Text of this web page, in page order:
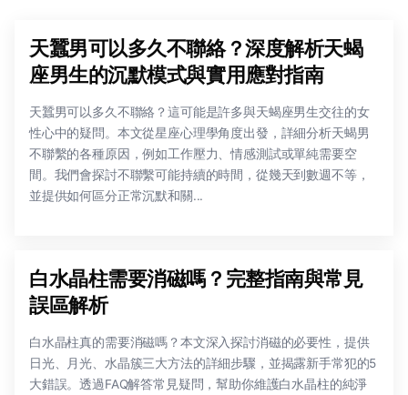
天蠶男可以多久不聯絡？深度解析天蝎
座男生的沉默模式與實用應對指南
天蠶男可以多久不聯絡？這可能是許多與天蝎座男生交往的女
性心中的疑問。本文從星座心理學角度出發，詳細分析天蝎男
不聯繫的各種原因，例如工作壓力、情感測試或單純需要空
間。我們會探討不聯繫可能持續的時間，從幾天到數週不等，
並提供如何區分正常沉默和關...
白水晶柱需要消磁嗎？完整指南與常見
誤區解析
白水晶柱真的需要消磁嗎？本文深入探討消磁的必要性，提供
日光、月光、水晶簇三大方法的詳細步驟，並揭露新手常犯的5
大錯誤。透過FAQ解答常見疑問，幫助你維護白水晶柱的純淨